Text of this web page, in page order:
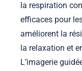
la respiration
efficaces pour
améliorent la
la relaxation et
L’imagerie